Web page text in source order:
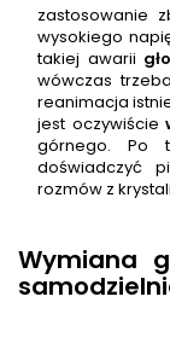
zastosowanie
wysokiego
takiej awarii
wówczas
reanimacja
jest oczywiście
górnego. Po
doświadczyć
rozmów z
Wymiana